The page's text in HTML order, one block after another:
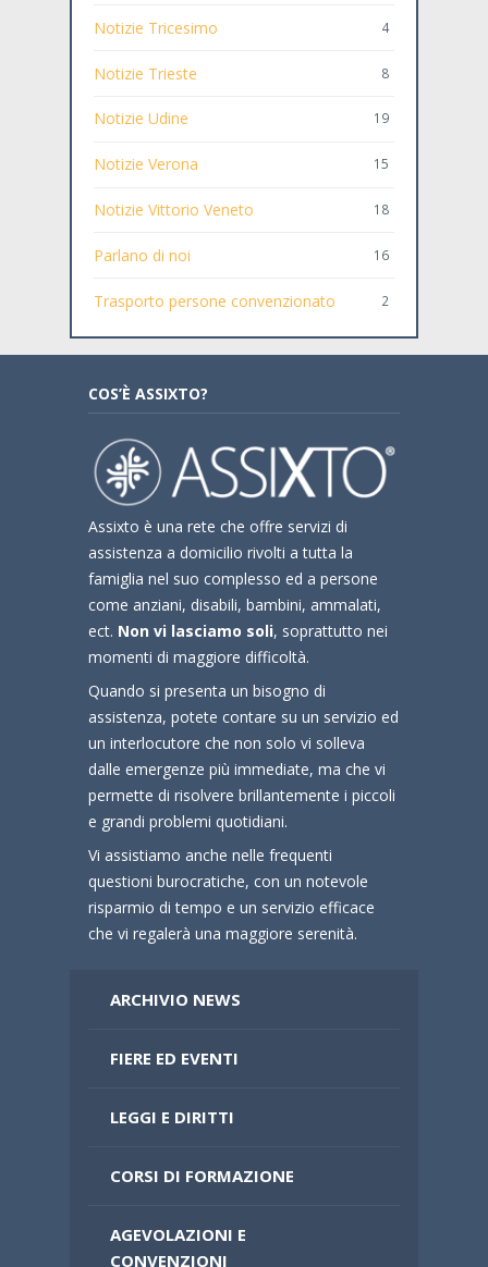
Notizie Tricesimo 4
Notizie Trieste 8
Notizie Udine 19
Notizie Verona 15
Notizie Vittorio Veneto 18
Parlano di noi 16
Trasporto persone convenzionato 2
COS’È ASSIXTO?
Assixto è una rete che offre servizi di
assistenza a domicilio rivolti a tutta la
famiglia nel suo complesso ed a persone
come anziani, disabili, bambini, ammalati,
ect. Non vi lasciamo soli, soprattutto nei
momenti di maggiore difficoltà.
Quando si presenta un bisogno di
assistenza, potete contare su un servizio ed
un interlocutore che non solo vi solleva
dalle emergenze più immediate, ma che vi
permette di risolvere brillantemente i piccoli
e grandi problemi quotidiani.
Vi assistiamo anche nelle frequenti
questioni burocratiche, con un notevole
risparmio di tempo e un servizio efficace
che vi regalerà una maggiore serenità.
ARCHIVIO NEWS
FIERE ED EVENTI
LEGGI E DIRITTI
CORSI DI FORMAZIONE
AGEVOLAZIONI E
CONVENZIONI